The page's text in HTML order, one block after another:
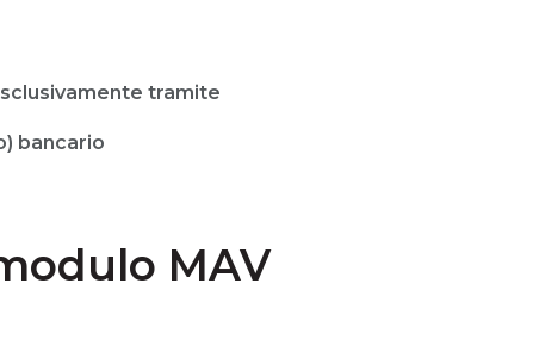
tramite
bancario
MAV